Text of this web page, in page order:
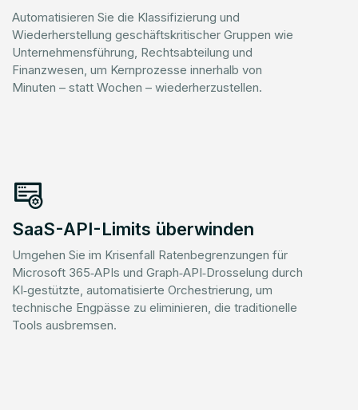
Automatisieren Sie die Klassifizierung und
Wiederherstellung geschäftskritischer Gruppen wie
Unternehmensführung, Rechtsabteilung und
Finanzwesen, um Kernprozesse innerhalb von
Minuten – statt Wochen – wiederherzustellen.
SaaS-API-Limits überwinden
Umgehen Sie im Krisenfall Ratenbegrenzungen für
Microsoft 365‑APIs und Graph‑API‑Drosselung durch
KI‑gestützte, automatisierte Orchestrierung, um
technische Engpässe zu eliminieren, die traditionelle
Tools ausbremsen.